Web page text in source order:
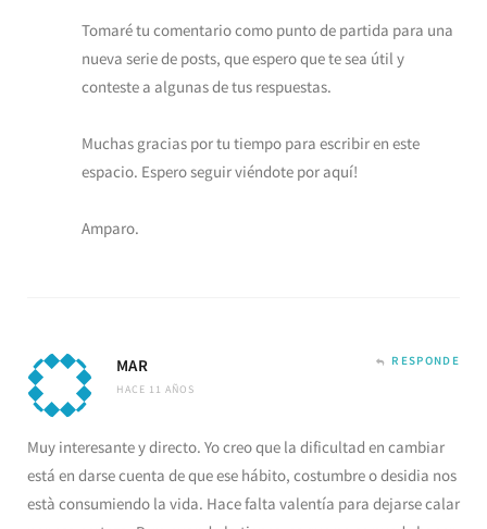
Tomaré tu comentario como punto de partida para una
nueva serie de posts, que espero que te sea útil y
conteste a algunas de tus respuestas.
Muchas gracias por tu tiempo para escribir en este
espacio. Espero seguir viéndote por aquí!
Amparo.
MAR
HACE 11 AÑOS
RESPONDE
Muy interesante y directo. Yo creo que la dificultad en cambiar
está en darse cuenta de que ese hábito, costumbre o desidia nos
està consumiendo la vida. Hace falta valentía para dejarse calar